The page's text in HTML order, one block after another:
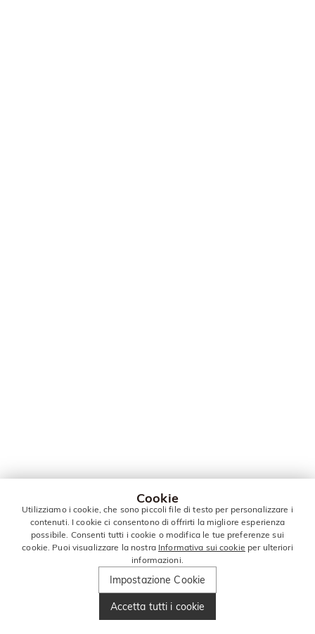
Cookie
Utilizziamo i cookie, che sono piccoli file di testo per personalizzare i
contenuti. I cookie ci consentono di offrirti la migliore esperienza
possibile. Consenti tutti i cookie o modifica le tue preferenze sui
cookie. Puoi visualizzare la nostra Informativa sui cookie per ulteriori
informazioni.
Impostazione Cookie
Accetta tutti i cookie